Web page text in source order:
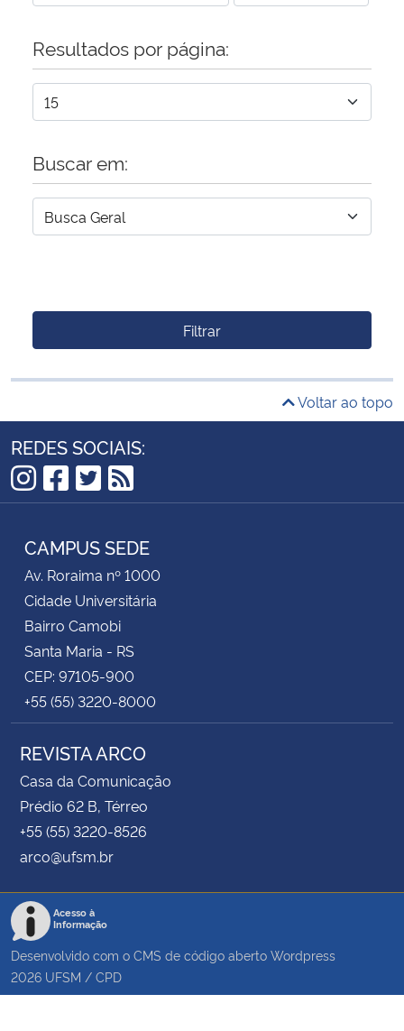
Resultados por página:
Buscar em:
Filtrar
Voltar ao topo
REDES SOCIAIS:
Instagram
Facebook
Twitter
RSS
CAMPUS SEDE
Av. Roraima nº 1000
Cidade Universitária
Bairro Camobi
Santa Maria - RS
CEP: 97105-900
+55 (55) 3220-8000
REVISTA ARCO
Casa da Comunicação
Prédio 62 B, Térreo
+55 (55) 3220-8526
arco@ufsm.br
Acesso à
Informação
Desenvolvido com o CMS de código aberto Wordpress
2026 UFSM / CPD